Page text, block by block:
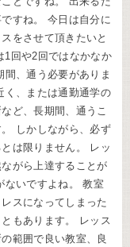
すね。 今日は自分に
をさせて頂きたいと
回や2回ではなかなか
間、通う必要がありま
く、または通勤通学の
ど、長期間、通うこ
しかしながら、必ず
は限りません。 レッ
がら上達することが
ないですよね。 教室
スになってしまった
もあります。 レッス
範囲で良い教室、良